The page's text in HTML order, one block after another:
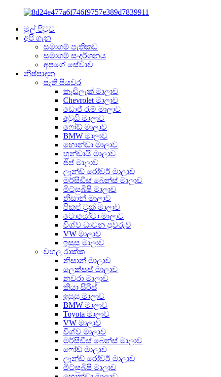
මුල් පිටුව
අපි ගැන
සමාගම් පැතිකඩ
සමාගම් සංදර්ශනය
අපගේ සේවාව
නිෂ්පාදන
පැති පියවර
කැඩිලැක් මාලාව
Chevrolet මාලාව
ඩොජ් රැම් මාලාව
අවුඩි මාලාව
ෆෝඩ් මාලාව
BMW මාලාව
හොන්ඩා මාලාව
හුන්ඩායි මාලාව
ජීප් මාලාව
ලෑන්ඩ් රෝවර් මාලාව
මර්සිඩීස් බෙන්ස් මාලාව
මිට්සුබිෂි මාලාව
නිසාන් මාලාව
පිකප් ට්‍රක් මාලාව
ටොයෝටා මාලාව
විශ්ව ධාවන පුවරුව
VW මාලාව
ඉසුසු මාලාව
වහල රාක්ක
නිසාන් මාලාව
ලෙක්සස් මාලාව
නවරා මාලාව
කියා සීරීස්
ඉසුසු මාලාව
BMW මාලාව
Toyota මාලාව
VW මාලාව
විශ්ව මාලාව
මර්සිඩීස් බෙන්ස් මාලාව
ෆෝඩ් මාලාව
ලෑන්ඩ් රෝවර් මාලාව
මිට්සුබිෂි මාලාව